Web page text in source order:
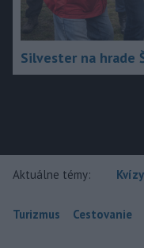
Silvester na hrade
Aktuálne témy: Kvízy
Turizmus Cestovanie